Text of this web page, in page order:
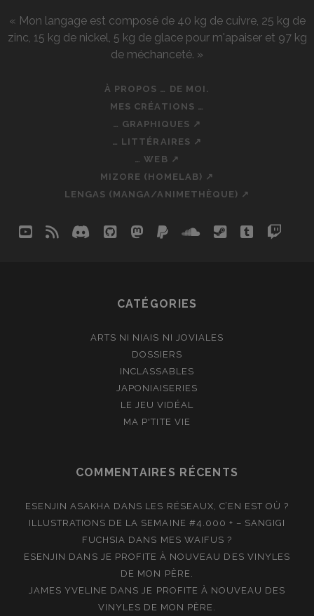
« Mon langage est composé de 40 kg de cuivre, 25 kg de
zinc, 15 kg de nickel, 5 kg de glace pour m'apaiser et 97 kg
de méchanceté. »
À PROPOS … DE MOI.
MES CRÉATIONS …
… GRAPHIQUES ↗
… LITTÉRAIRES ↗
… WEB ↗
MIZORE (HOMELAB) ↗
LENGAS (MANGA/ANIMETHÈQUE) ↗
youtube
rss discord
githubmastodon
paypalsoundcloud
steamtumblr
CATÉGORIES
ARTS NI NIAIS NI JOVIALES
DOSSIERS
INCLASSABLES
JAPONIAISERIES
LE JEU VIDÉAL
MA P'TITE VIE
COMMENTAIRES RÉCENTS
ESENJIN ASAKHA DANS LES RÉSEAUX, C’EN EST OÙ ?
ILLUSTRATIONS DE LA SEMAINE #4.000 + – SANGIGI
FUCHSIA DANS MES WAIFUS ?
ESENJIN DANS JE PROFITE À NOUVEAU DES VINYLES
DE MON PÈRE.
JAMES YVELINE DANSJE PROFITE À NOUVEAU DES
VINYLES DE MON PÈRE.